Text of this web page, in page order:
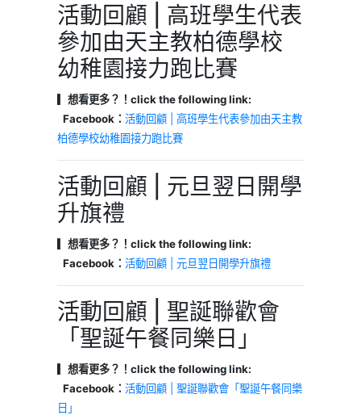
活動回顧 | 高班學生代表
參加由天主教柏德學校
幼稚園接力跑比賽
▎想看更多？！click the following link:
Facebook： 活動回顧 | 高班學生代表參加由天主教
柏德學校幼稚園接力跑比賽
活動回顧 | 元旦翌日開學
升旗禮
▎想看更多？！click the following link:
Facebook： 活動回顧 | 元旦翌日開學升旗禮
活動回顧 | 聖誕聯歡會
「聖誕午餐同樂日」
▎想看更多？！click the following link:
Facebook： 活動回顧 | 聖誕聯歡會「聖誕午餐同樂
日」